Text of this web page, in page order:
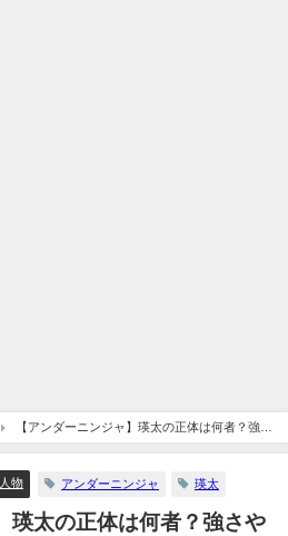
【アンダーニンジャ】瑛太の正体は何者？強さ
人物 アンダーニンジャ 瑛太
瑛太の正体は何者？強さや